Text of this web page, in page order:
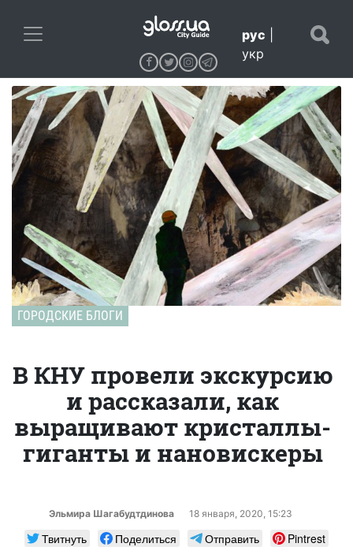
рус
укр
ГОРОДСКИЕ БЛОГИ
В КНУ провели экскурсию
и рассказали, как
выращивают кристаллы-
гиганты и нановискеры
Эльмира Шагабудтдинова 18 января, 2020, 15:23
Твитнуть Поделиться Отправить
Pintrest